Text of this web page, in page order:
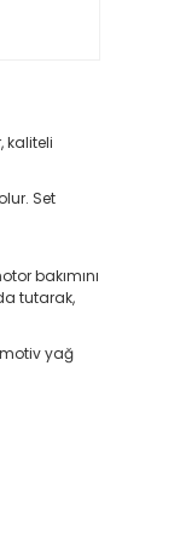
kaliteli
Set
bakımını
tutarak,
yağ